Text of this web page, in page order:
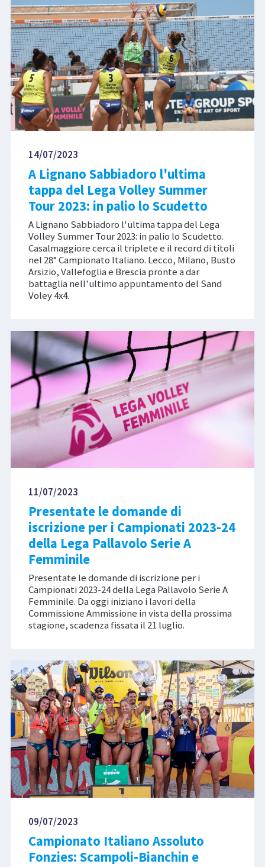
14/07/2023
A Lignano Sabbiadoro l'ultima
tappa del Lega Volley Summer
Tour 2023: in palio lo Scudetto
A Lignano Sabbiadoro l'ultima tappa del Lega
Volley Summer Tour 2023: in palio lo Scudetto.
Casalmaggiore cerca il triplete e il record di titoli
nel 28° Campionato Italiano. Lecco, Milano, Busto
Arsizio, Vallefoglia e Brescia pronte a dar
battaglia nell'ultimo appuntamento del Sand
Voley 4x4.
11/07/2023
Presentate le domande di
iscrizione per i Campionati 2023-24
della Lega Pallavolo Serie A
Femminile
Presentate le domande di iscrizione per i
Campionati 2023-24 della Lega Pallavolo Serie A
Femminile. Da oggi iniziano i lavori della
Commissione Ammissione in vista della prossima
stagione, scadenza fissata il 21 luglio.
09/07/2023
Campionato Italiano Assoluto
Fonzies: Scampoli-Bianchin e